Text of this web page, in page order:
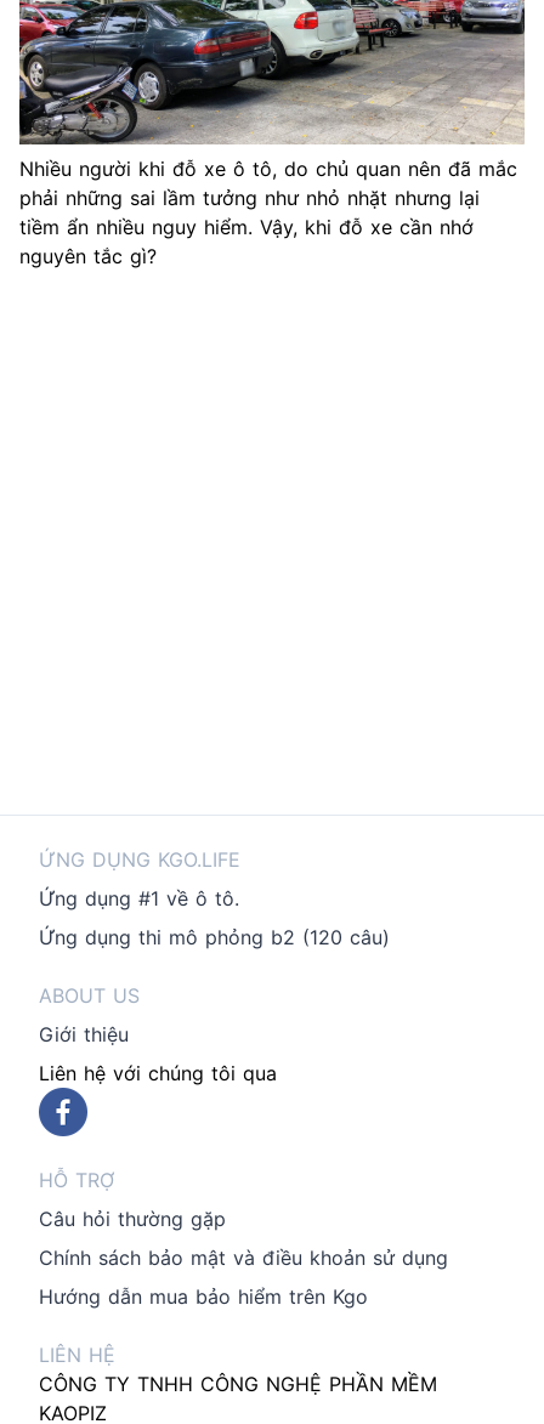
Nhiều người khi đỗ xe ô tô, do chủ quan nên đã mắc
phải những sai lầm tưởng như nhỏ nhặt nhưng lại
tiềm ẩn nhiều nguy hiểm. Vậy, khi đỗ xe cần nhớ
nguyên tắc gì?
ỨNG DỤNG KGO.LIFE
Ứng dụng #1 về ô tô.
Ứng dụng thi mô phỏng b2 (120 câu)
ABOUT US
Giới thiệu
Liên hệ với chúng tôi qua
HỖ TRỢ
Câu hỏi thường gặp
Chính sách bảo mật và điều khoản sử dụng
Hướng dẫn mua bảo hiểm trên Kgo
LIÊN HỆ
CÔNG TY TNHH CÔNG NGHỆ PHẦN MỀM
KAOPIZ